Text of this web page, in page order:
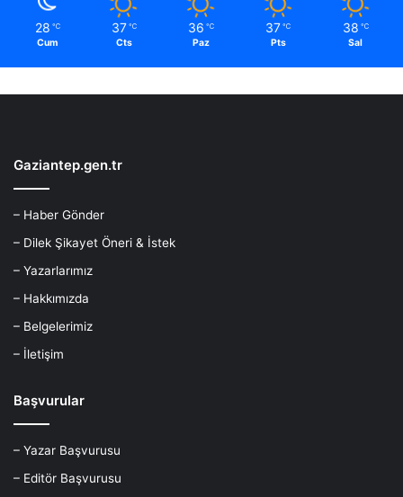
28 ℃
Cum
37 ℃
Cts
36 ℃
Paz
37 ℃
Pts
38 ℃
Sal
Gaziantep.gen.tr
– Haber Gönder
– Dilek Şikayet Öneri & İstek
– Yazarlarımız
– Hakkımızda
– Belgelerimiz
– İletişim
Başvurular
– Yazar Başvurusu
– Editör Başvurusu